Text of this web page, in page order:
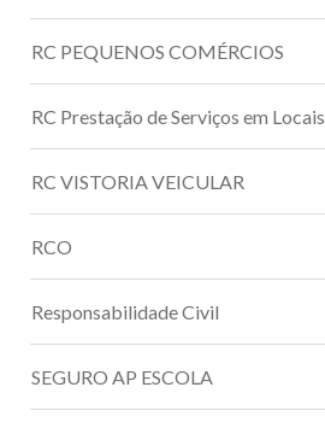
RC PEQUENOS COMÉRCIOS
RC Prestação de Serviços em Locais
RC VISTORIA VEICULAR
RCO
Responsabilidade Civil
SEGURO AP ESCOLA